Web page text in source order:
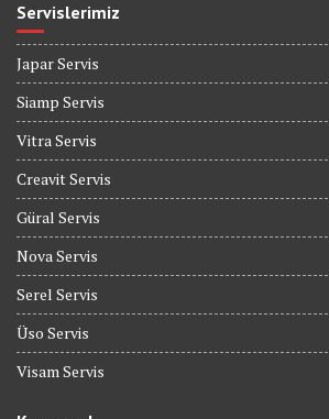
Servislerimiz
Japar Servis
Siamp Servis
Vitra Servis
Creavit Servis
Güral Servis
Nova Servis
Serel Servis
Üso Servis
Visam Servis